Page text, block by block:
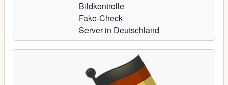
Bildkontrolle
Fake-Check
Server in Deutschland